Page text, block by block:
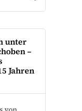
unter
–
Jahren